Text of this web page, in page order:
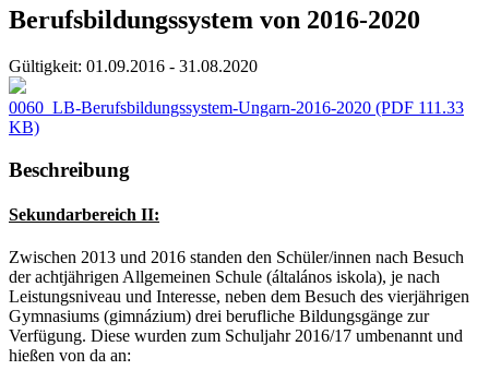
Berufsbildungssystem von 2016-2020
Gültigkeit: 01.09.2016 - 31.08.2020
0060_LB-Berufsbildungssystem-Ungarn-2016-2020 (PDF 111.33
KB)
Beschreibung
Sekundarbereich II:
Zwischen 2013 und 2016 standen den Schüler/innen nach Besuch
der achtjährigen Allgemeinen Schule (általános iskola), je nach
Leistungsniveau und Interesse, neben dem Besuch des vierjährigen
Gymnasiums (gimnázium) drei berufliche Bildungsgänge zur
Verfügung. Diese wurden zum Schuljahr 2016/17 umbenannt und
hießen von da an: